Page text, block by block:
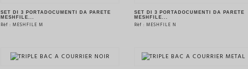
VEDERE IL PRODOTTO
SET DI 3 PORTADOCUMENTI DA PARETE
MESHFILE...
Rèf : MESHFILE M
VEDERE IL PRODOTTO
SET DI 3 PORTADOCUMENTI DA PARETE
MESHFILE...
Rèf : MESHFILE N